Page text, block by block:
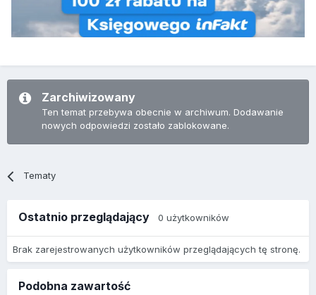
Zarchiwizowany
Ten temat przebywa obecnie w archiwum. Dodawanie
nowych odpowiedzi zostało zablokowane.
Tematy
Ostatnio przeglądający 0 użytkowników
Brak zarejestrowanych użytkowników przeglądających tę stronę.
Podobna zawartość